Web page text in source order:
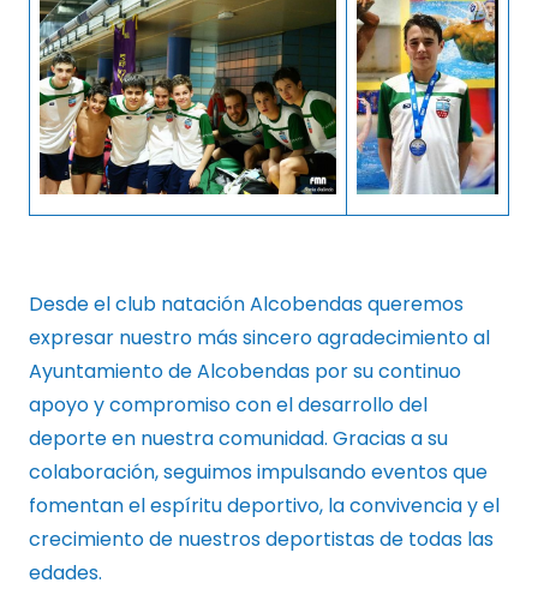
Desde el club natación Alcobendas queremos
expresar nuestro más sincero agradecimiento al
Ayuntamiento de Alcobendas por su continuo
apoyo y compromiso con el desarrollo del
deporte en nuestra comunidad. Gracias a su
colaboración, seguimos impulsando eventos que
fomentan el espíritu deportivo, la convivencia y el
crecimiento de nuestros deportistas de todas las
edades.